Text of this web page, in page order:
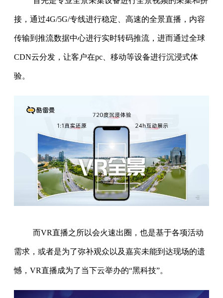
接，通过4G/5G/专线进行稳定、高速的全景直播，内容
传输到推流数据中心进行实时转码推流，进而通过全球
CDN云分发，让客户在pc、移动等设备进行沉浸式体
验。
而VR直播之所以会火速出圈，也是基于各项活动
需求，或者是为了弥补观众以及嘉宾未能到达现场的遗
憾，VR直播成为了当下云举办的“黑科技”。